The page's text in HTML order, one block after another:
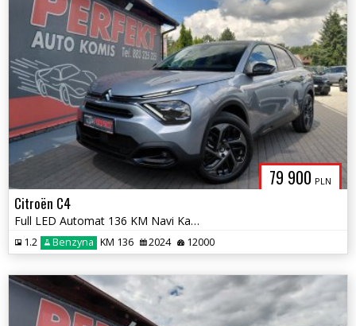
79 900 PLN
Citroën C4
Full LED Automat 136 KM Navi Kamera
1.2 Benzyna KM 136 2024 12000